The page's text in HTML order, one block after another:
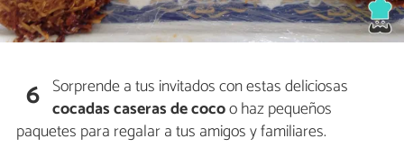
6 Sorprende a tus invitados con estas deliciosas
cocadas caseras de cocoo haz pequeños
paquetes para regalar a tus amigos y familiares.